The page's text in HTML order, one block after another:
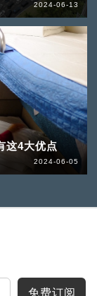
2024-06-13
这4大优点
2024-06-05
免费订阅